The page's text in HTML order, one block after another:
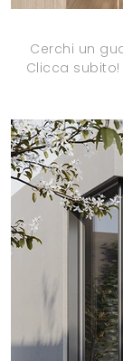
Cerchi un
Clicca